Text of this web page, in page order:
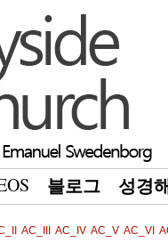
블로그 성경
AC_III AC_IV AC_V AC_VI